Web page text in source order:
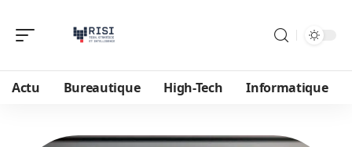
Actu Bureautique High-Tech Informatique